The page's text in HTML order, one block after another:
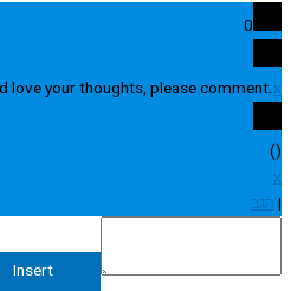
Would love your thoughts, please
Insert